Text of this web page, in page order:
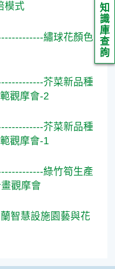
知
識
庫
查
詢
模式
繡球花顏色
芥菜新品種
觀摩會-2
芥菜新品種
觀摩會-1
綠竹筍生產
觀摩會
智慧設施園藝與花